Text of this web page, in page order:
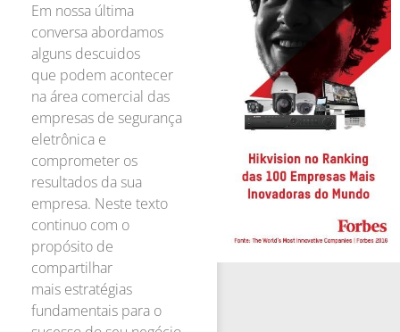
Em nossa última
conversa abordamos
alguns descuidos
que podem acontecer
na área comercial das
empresas de segurança
eletrônica e
comprometer os
resultados da sua
empresa. Neste texto
continuo com o
propósito de
compartilhar
mais estratégias
fundamentais para o